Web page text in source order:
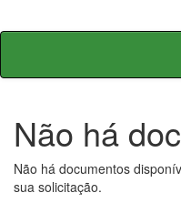
Skip
Não há
Não há documentos
sua solicitação.